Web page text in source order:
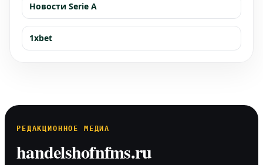
Новости Serie A
1xbet
РЕДАКЦИОННОЕ МЕДИА
handelshofnfms.ru